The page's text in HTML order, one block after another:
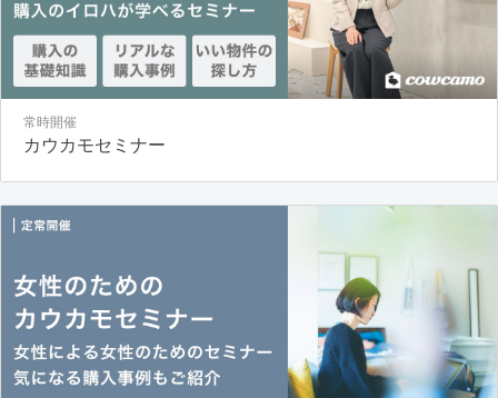
常時開催
カウカモセミナー